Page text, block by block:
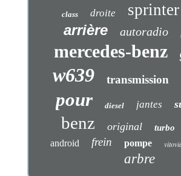
class droite sprinter
arrière autoradio
mercedes-benz
w639 transmission
pour diesel jantes
benz original turbo
android frein pompe
arbre